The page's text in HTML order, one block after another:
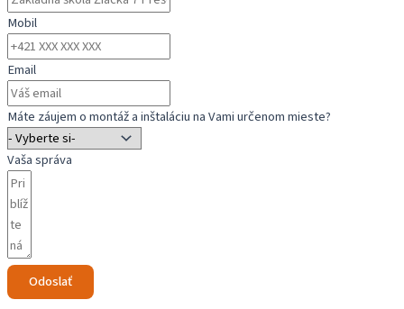
Mobil
Email
Máte záujem o montáž a inštaláciu na Vami určenom mieste?
Vaša správa
Odoslať